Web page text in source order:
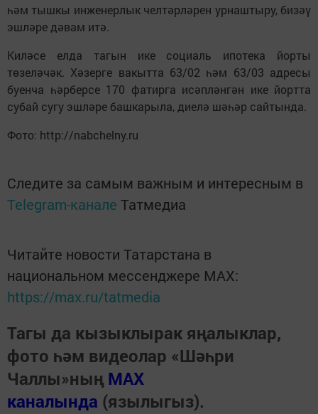
һәм тышкы инженерлык челтәрләрен урнаштыру, бизәү
эшләре дәвам итә.
Киләсе елда тагын ике социаль ипотека йорты
төзеләчәк. Хәзерге вакытта 63/02 һәм 63/03 адресы
буенча һәрберсе 170 фатирга исәпләнгән ике йортта
субай сугу эшләре башкарыла, диелә шәһәр сайтында.
Фото: http://nabchelny.ru
Следите за самым важным и интересным в
Telegram-канале Татмедиа
Читайте новости Татарстана в
национальном мессенджере MАХ:
https://max.ru/tatmedia
Тагы да кызыклырак яңалыклар,
фото һәм видеолар «Шәһри
Чаллы»ның MAX
каналында (язылыгыз).